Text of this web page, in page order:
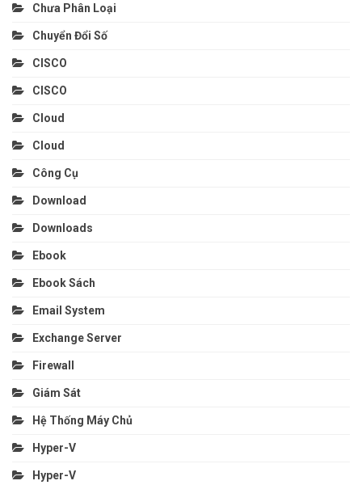
Chưa Phân Loại
Chuyển Đổi Số
CISCO
CISCO
Cloud
Cloud
Công Cụ
Download
Downloads
Ebook
Ebook Sách
Email System
Exchange Server
Firewall
Giám Sát
Hệ Thống Máy Chủ
Hyper-V
Hyper-V